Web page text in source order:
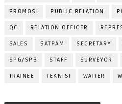
PROMOSI PUBLIC RELATION
QC RELATION OFFICER
SALES SATPAM SECRETARY
SPG/SPB STAFF SURVEYOR
TRAINEE TEKNISI WAITER